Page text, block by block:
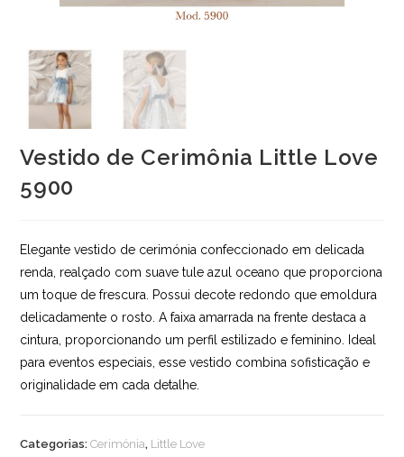
Vestido de Cerimônia Little Love
5900
Elegante vestido de cerimónia confeccionado em delicada
renda, realçado com suave tule azul oceano que proporciona
um toque de frescura. Possui decote redondo que emoldura
delicadamente o rosto. A faixa amarrada na frente destaca a
cintura, proporcionando um perfil estilizado e feminino. Ideal
para eventos especiais, esse vestido combina sofisticação e
originalidade em cada detalhe.
Categorias:Cerimónia, Little Love